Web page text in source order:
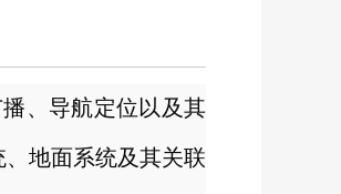
、导航定位以及其
地面系统及其关联